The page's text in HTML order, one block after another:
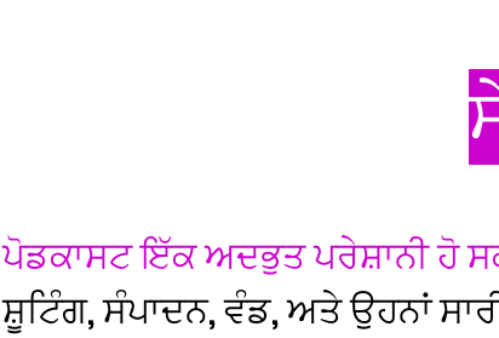
ਪੋਡਕਾਸਟ ਇੱਕ ਅਦਭੁਤ ਪਰੇਸ਼ਾਨੀ ਹੋ
ਸ਼ੂਟਿੰਗ, ਸੰਪਾਦਨ, ਵੰਡ, ਅਤੇ ਉਹਨਾਂ